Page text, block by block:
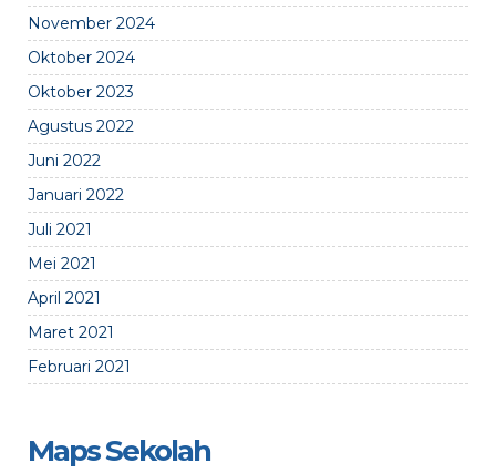
November 2024
Oktober 2024
Oktober 2023
Agustus 2022
Juni 2022
Januari 2022
Juli 2021
Mei 2021
April 2021
Maret 2021
Februari 2021
Maps Sekolah